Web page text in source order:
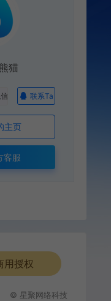
猫
联系Ta
主页
客服
用授权
© 星聚网络科技